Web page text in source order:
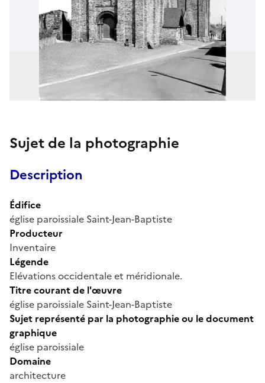
Sujet de la photographie
Description
Édifice
église paroissiale Saint-Jean-Baptiste
Producteur
Inventaire
Légende
Elévations occidentale et méridionale.
Titre courant de l'œuvre
église paroissiale Saint-Jean-Baptiste
Sujet représenté par la photographie ou le document
graphique
église paroissiale
Domaine
architecture